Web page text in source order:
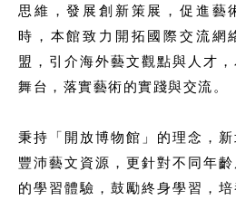
思維，發展創新策展，促進藝
時，本館致力開拓國際交流網
盟，引介海外藝文觀點與人才
舞台，落實藝術的實踐與交流。
秉持「開放博物館」的理念，
豐沛藝文資源，更針對不同年
的學習體驗，鼓勵終身學習，